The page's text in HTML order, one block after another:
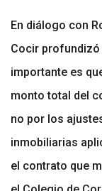
En diálogo con
Cocir profundizó
importante es
monto total del
no por los
inmobiliarias
el contrato que